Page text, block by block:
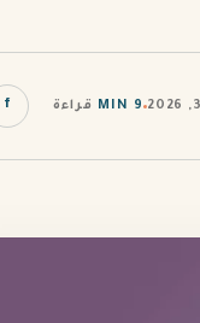
9 MIN قراءة f